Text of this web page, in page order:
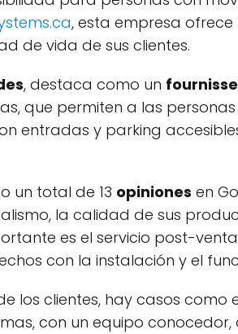
, esta empresa
de vida de sus clientes.
, destaca como un
que permiten a las
entradas y parking
un total de 13 opiniones en
la calidad de sus
es el servicio post-
con la instalación y el
los clientes, hay casos
con un equipo